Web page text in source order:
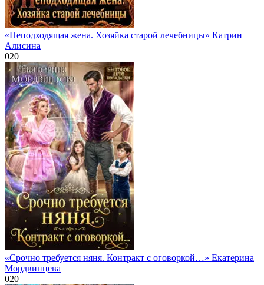
«Неподходящая жена. Хозяйка старой лечебницы» Катрин
Алисина
020
«Срочно требуется няня. Контракт с оговоркой…» Екатерина
Мордвинцева
020